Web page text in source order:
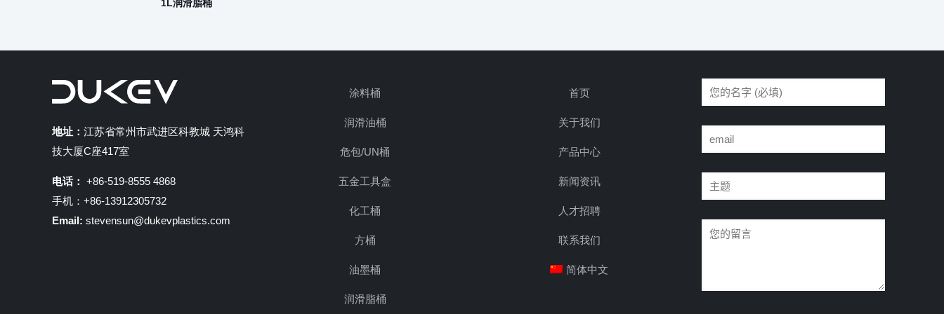
1L润滑脂桶
地址： 江苏省常州市武进区科教城 天鸿科
技大厦C座417室
电话： +86-519-8555 4868
手机：+86-13912305732
Email: stevensun@dukevplastics.com
涂料桶
润滑油桶
危包/UN桶
五金工具盒
化工桶
方桶
油墨桶
润滑脂桶
首页
关于我们
产品中心
新闻资讯
人才招聘
联系我们
简体中文